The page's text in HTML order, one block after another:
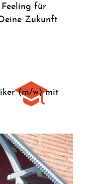
Feeling für
Zukunft
(m/w) mit